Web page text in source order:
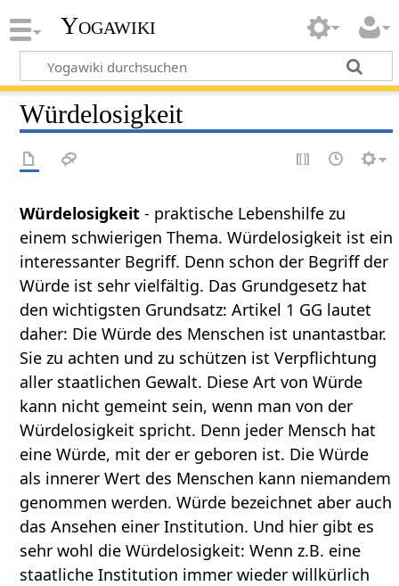
Yogawiki
Würdelosigkeit
Würdelosigkeit- praktische Lebenshilfe zu
einem schwierigen Thema. Würdelosigkeit ist ein
interessanter Begriff. Denn schon der Begriff der
Würde ist sehr vielfältig. Das Grundgesetz hat
den wichtigsten Grundsatz: Artikel 1 GG lautet
daher: Die Würde des Menschen ist unantastbar.
Sie zu achten und zu schützen ist Verpflichtung
aller staatlichen Gewalt. Diese Art von Würde
kann nicht gemeint sein, wenn man von der
Würdelosigkeit spricht. Denn jeder Mensch hat
eine Würde, mit der er geboren ist. Die Würde
als innerer Wert des Menschen kann niemandem
genommen werden. Würde bezeichnet aber auch
das Ansehen einer Institution. Und hier gibt es
sehr wohl die Würdelosigkeit: Wenn z.B. eine
staatliche Institution immer wieder willkürlich